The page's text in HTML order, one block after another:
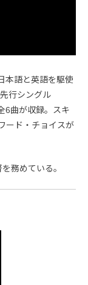
本語と英語を駆使
行シングル
6曲が収録。スキ
ード・チョイスが
務めている。